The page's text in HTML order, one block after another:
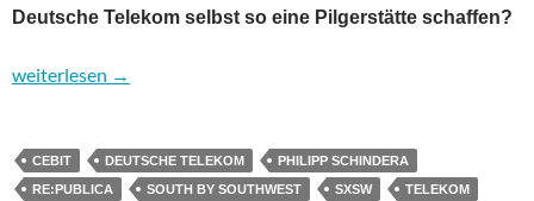
Deutsche Telekom selbst so eine Pilgerstätte schaffen?
09:59 – das Digitalmagazin: Brauchen wir digitale Pilgerstätten?
weiterlesen →
CEBIT DEUTSCHE TELEKOM
PHILIPP SCHINDERA
RE:PUBLICA
SOUTH BY SOUTHWEST SXSW TELEKOM